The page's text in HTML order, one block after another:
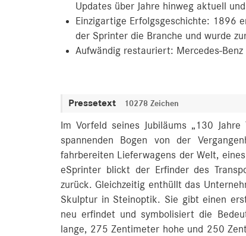
Updates über Jahre hinweg aktuell
Einzigartige Erfolgsgeschichte: 1896
der Sprinter die Branche und wurde
Aufwändig restauriert: Mercedes-
Pressetext 10278 Zeichen
Im Vorfeld seines Jubiläums „130 Jahre
spannenden Bogen von der
fahrbereiten Lieferwagens der Welt,
eSprinter blickt der Erfinder des
zurück. Gleichzeitig enthüllt das
Skulptur in Steinoptik. Sie gibt einen
neu erfindet und symbolisiert die
lange, 275 Zentimeter hohe und 250